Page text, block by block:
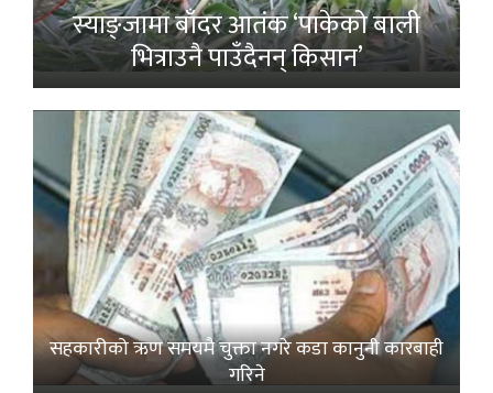
स्याङ्जामा बाँदर आतंक ‘पाकेको बाली
भित्राउनै पाउँदैनन् किसान’
सहकारीको ऋण समयमै चुक्ता नगरे कडा कानुनी कारबाही
गरिने